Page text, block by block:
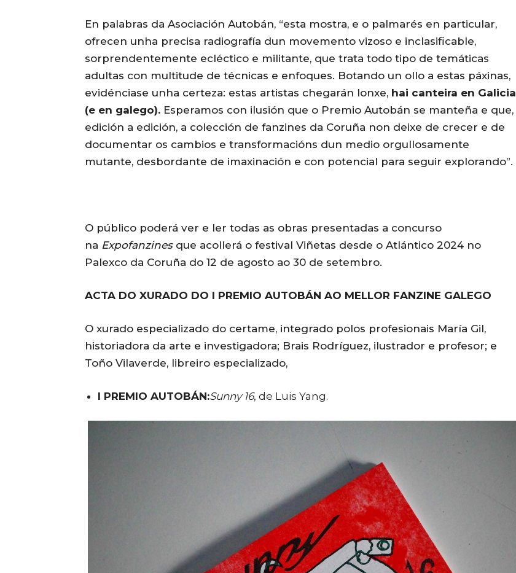
En palabras da Asociación Autobán, “esta mostra, e o palmarés en particular,
ofrecen unha precisa radiografía dun movemento vizoso e inclasificable,
sorprendentemente ecléctico e militante, que trata todo tipo de temáticas
adultas con multitude de técnicas e enfoques. Botando un ollo a estas páxinas,
evidénciase unha certeza: estas artistas chegarán lonxe, hai canteira en Galicia
(e en galego). Esperamos con ilusión que o Premio Autobán se manteña e que,
edición a edición, a colección de fanzines da Coruña non deixe de crecer e de
documentar os cambios e transformacións dun medio orgullosamente
mutante, desbordante de imaxinación e con potencial para seguir explorando”.
O público poderá ver e ler todas as obras presentadas a concurso
na Expofanzinesque acollerá o festival Viñetas desde o Atlántico 2024 no
Palexco da Coruña do 12 de agosto ao 30 de setembro.
ACTA DO XURADO DO I PREMIO AUTOBÁN AO MELLOR FANZINE GALEGO
O xurado especializado do certame, integrado polos profesionais María Gil,
historiadora da arte e investigadora; Brais Rodríguez, ilustrador e profesor; e
Toño Vilaverde, libreiro especializado,
I PREMIO AUTOBÁN:Sunny 16, de Luis Yang.